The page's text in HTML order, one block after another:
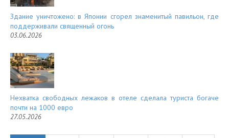
Здание уничтожено: в Японии сгорел знаменитый павильон, где
поддерживали священный огонь
03.06.2026
Нехватка свободных лежаков в отеле сделала туриста богаче
почти на 1000 евро
27.05.2026